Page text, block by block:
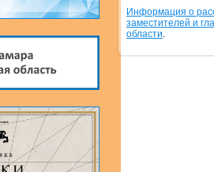
Информация о
заместителей и
области.